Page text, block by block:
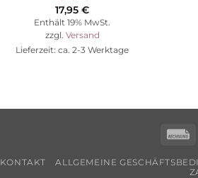
17,95€
Enthält 19% MwSt.
zzgl. Versand
Lieferzeit: ca. 2-3 Werktage
KONTAKT ALLGEMEINE